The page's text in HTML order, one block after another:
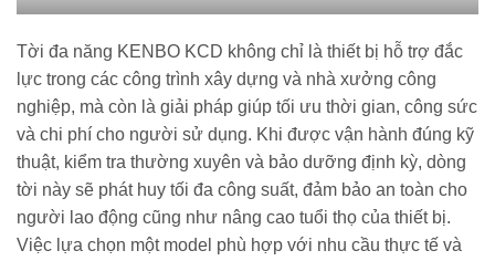
Tời đa năng KENBO KCD không chỉ là thiết bị hỗ trợ đắc
lực trong các công trình xây dựng và nhà xưởng công
nghiệp, mà còn là giải pháp giúp tối ưu thời gian, công sức
và chi phí cho người sử dụng. Khi được vận hành đúng kỹ
thuật, kiểm tra thường xuyên và bảo dưỡng định kỳ, dòng
tời này sẽ phát huy tối đa công suất, đảm bảo an toàn cho
người lao động cũng như nâng cao tuổi thọ của thiết bị.
Việc lựa chọn một model phù hợp với nhu cầu thực tế và